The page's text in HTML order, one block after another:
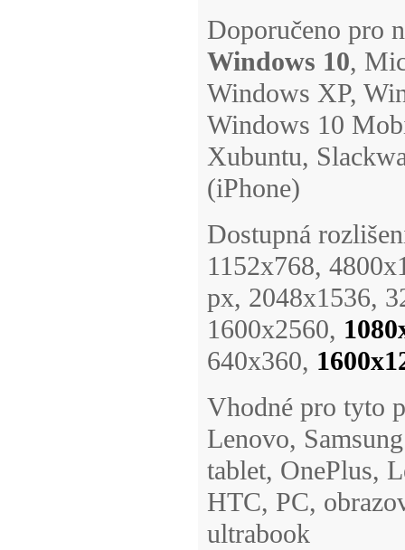
Doporučeno pro
Windows 10,
Windows XP,
Windows 10
Xubuntu,
(iPhone)
Dostupná
1152x768,
px, 2048x1536,
1600x2560,
640x360,
Vhodné pro tyto
Lenovo,
tablet, OnePlus,
HTC, PC,
ultrabook